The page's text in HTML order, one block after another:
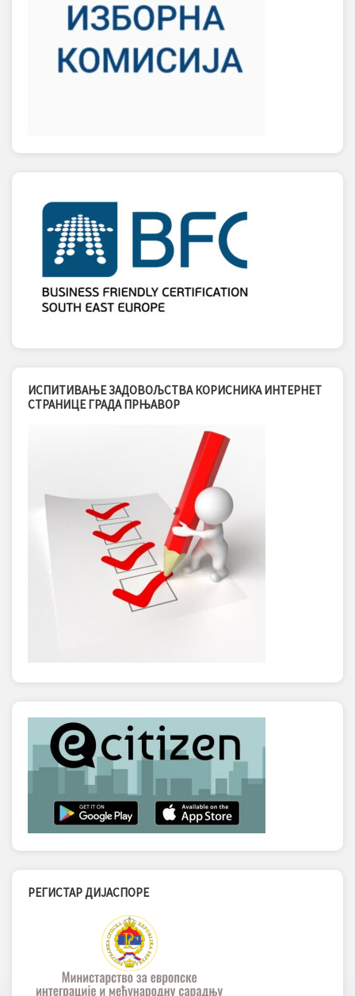
ИСПИТИВАЊЕ ЗАДОВОЉСТВА КОРИСНИКА ИНТЕРНЕТ
СТРАНИЦЕ ГРАДА ПРЊАВОР
РЕГИСТАР ДИЈАСПОРЕ